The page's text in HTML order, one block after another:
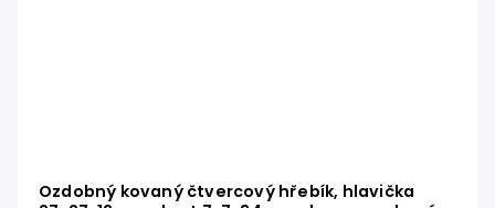
Ozdobný kovaný čtvercový hřebík, hlavička